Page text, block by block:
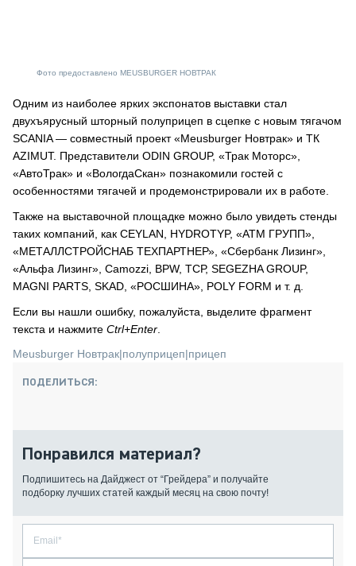
Фото предоставлено MEUSBURGER НОВТРАК
Одним из наиболее ярких экспонатов выставки стал
двухъярусный шторный полуприцеп в сцепке с новым тягачом
SCANIA — совместный проект «Meusburger Новтрак» и ТК
AZIMUT. Представители ODIN GROUP, «Трак Моторс»,
«АвтоТрак» и «ВологдаСкан» познакомили гостей с
особенностями тягачей и продемонстрировали их в работе.
Также на выставочной площадке можно было увидеть стенды
таких компаний, как CEYLAN, HYDROTYP, «АТМ ГРУПП»,
«МЕТАЛЛСТРОЙСНАБ ТЕХПАРТНЕР», «Сбербанк Лизинг»,
«Альфа Лизинг», Camozzi, BPW, ТСР, SEGEZHA GROUP,
MAGNI PARTS, SKAD, «РОСШИНА», POLY FORM и т. д.
Если вы нашли ошибку, пожалуйста, выделите фрагмент
текста и нажмите Ctrl+Enter
Meusburger Новтрак|полуприцеп|прицеп
ПОДЕЛИТЬСЯ:
Понравился материал?
Подпишитесь на Дайджест от “Грейдера” и получайте
подборку лучших статей каждый месяц на свою почту!